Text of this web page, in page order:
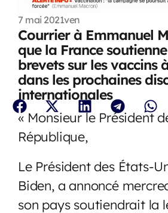
7 mai 2021ven
Courrier à Emmanuel
que la France
brevets sur les vaccins
dans les prochaines
internationales
« Monsieur le Président
République,
Le Président des États-
Biden, a annoncé
son pays soutiendrait la